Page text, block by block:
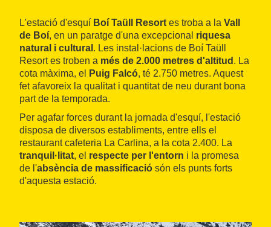
L'estació d'esquí Boí Taüll Resort es troba a la Vall
de Boí, en un paratge d'una excepcional riquesa
natural i cultural . Les instal·lacions de Boí Taüll
Resort es troben a més de 2.000 metres d'altitud . La
cota màxima, el
Puig Falcó, té 2.750 metres. Aquest
fet afavoreix la qualitat i quantitat de neu durant bona
part de la temporada.
Per agafar forces durant la jornada d'esquí, l'estació
disposa de diversos establiments, entre ells el
restaurant cafeteria La Carlina, a la cota 2.400. La
tranquil·litat, el respecte per l'entorn i la promesa
de l'absència de massificació són els punts forts
d'aquesta estació.